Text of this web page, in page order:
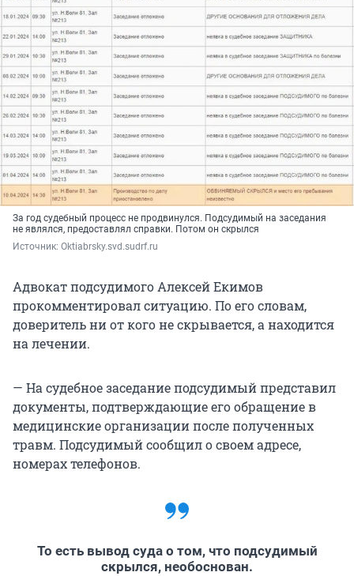
За год судебный процесс не продвинулся. Подсудимый на заседания
не являлся, предоставлял справки. Потом он скрылся
Источник: Oktiabrsky.svd.sudrf.ru
Адвокат подсудимого Алексей Екимов
прокомментировал ситуацию. По его словам,
доверитель ни от кого не скрывается, а находится
на лечении.
— На судебное заседание подсудимый представил
документы, подтверждающие его обращение в
медицинские организации после полученных
травм. Подсудимый сообщил о своем адресе,
номерах телефонов.
То есть вывод суда о том, что подсудимый
скрылся, необоснован.